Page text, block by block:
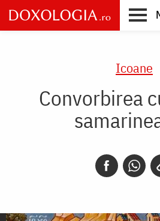
Skip
to
main
Icoane
Convorbirea